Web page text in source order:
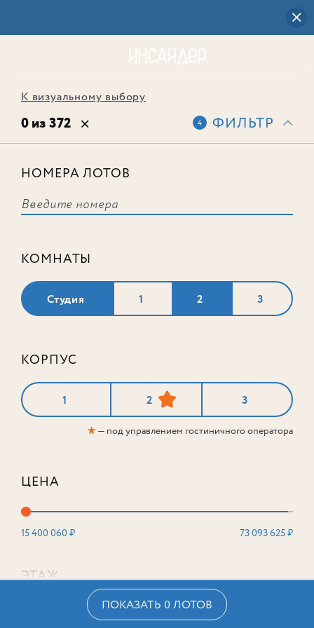
К визуальному выбору
0 из 372 4 ФИЛЬТР
НОМЕРА ЛОТОВ
КОМНАТЫ
Студия 1 2 3
КОРПУС
1 2 3
★— под управлением гостиничного оператора
ЦЕНА
15 400 060 ₽ 73 093 625 ₽
ЭТАЖ
ПОКАЗАТЬ 0 ЛОТОВ
соответствует ни одного лота